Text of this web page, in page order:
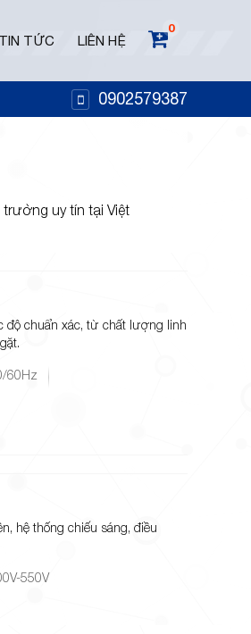
TIN TỨC LIÊN HỆ
0
0902579387
uy tín tại Việt
độ chuẩn xác, từ chất lượng linh
60Hz
hệ thống chiếu sáng, điều
550V